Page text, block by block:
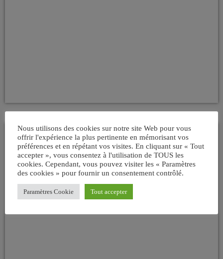
ROCKABILLY
"LITTLE BOB" ou "LITTLE BOB
BLUES BASTARDS" (LBBB)
07/04/2011 11
Nous utilisons des cookies sur notre site Web pour vous
offrir l'expérience la plus pertinente en mémorisant vos
préférences et en répétant vos visites. En cliquant sur « Tout
accepter », vous consentez à l'utilisation de TOUS les
cookies. Cependant, vous pouvez visiter les « Paramètres
des cookies » pour fournir un consentement contrôlé.
Paramètres Cookie Tout accepter